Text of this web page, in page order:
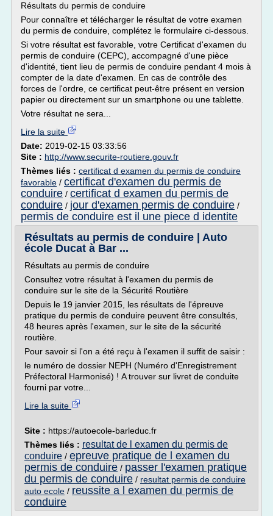
Résultats du permis de conduire
Pour connaître et télécharger le résultat de votre examen
du permis de conduire, complétez le formulaire ci-dessous.
Si votre résultat est favorable, votre Certificat d'examen du
permis de conduire (CEPC), accompagné d'une pièce
d'identité, tient lieu de permis de conduire pendant 4 mois à
compter de la date d'examen. En cas de contrôle des
forces de l'ordre, ce certificat peut-être présent en version
papier ou directement sur un smartphone ou une tablette.
Votre résultat ne sera...
Lire la suite
Date: 2019-02-15 03:33:56
Site : http://www.securite-routiere.gouv.fr
Thèmes liés : certificat d examen du permis de conduire
favorable / certificat d'examen du permis de
conduire / certificat d examen du permis de
conduire / jour d'examen permis de conduire /
permis de conduire est il une piece d identite
Résultats au permis de conduire | Auto
école Ducat à Bar ...
Résultats au permis de conduire
Consultez votre résultat à l'examen du permis de
conduire sur le site de la Sécurité Routière
Depuis le 19 janvier 2015, les résultats de l'épreuve
pratique du permis de conduire peuvent être consultés,
48 heures après l'examen, sur le site de la sécurité
routière.
Pour savoir si l'on a été reçu à l'examen il suffit de saisir :
le numéro de dossier NEPH (Numéro d'Enregistrement
Préfectoral Harmonisé) ! A trouver sur livret de conduite
fourni par votre...
Lire la suite
Site : https://autoecole-barleduc.fr
Thèmes liés : resultat de l examen du permis de
conduire / epreuve pratique de l examen du
permis de conduire / passer l'examen pratique
du permis de conduire / resultat permis de conduire
auto ecole / reussite a l examen du permis de
conduire